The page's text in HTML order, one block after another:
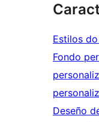
Estilos
Fondo
Deseño